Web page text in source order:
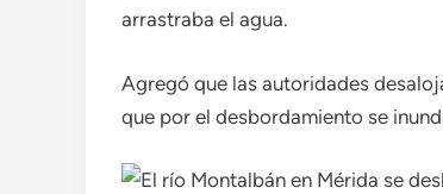
arrastraba el agua.
Agregó que las autoridades
que por el desbordamiento se